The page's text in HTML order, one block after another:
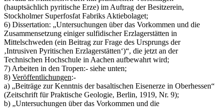
(hauptsächlich pyritische Erze) im Auftrag der Besitzerein,
Stockholmer Superfosfat Fabriks Aktiebolaget;
6) Dissertation: „Untersuchungen über das Vorkommen und die
Zusammensetzung einiger sulfidischer Erzlagerstätten in
Mittelschweden (ein Beitrag zur Frage des Ursprungs der
‚Intrusiven Pyritischen Erzlagerstätten‘)“, die jetzt an der
Technischen Hochschule in Aachen aufbewahrt wird;
7) Arbeiten in den Tropen:- siehe unten;
8) Veröffentlichungen:-
a) „Beiträge zur Kenntnis der basaltischen Eisenerze in Oberhessen“
(Zeitschrift für Praktische Geologie, Berlin, 1919, Nr. 9);
b) „Untersuchungen über das Vorkommen und die